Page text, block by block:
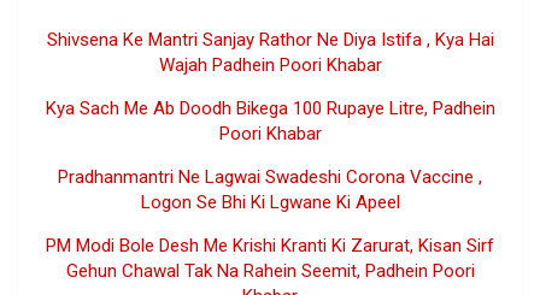
Shivsena Ke Mantri Sanjay Rathor Ne Diya Istifa , Kya Hai
Wajah Padhein Poori Khabar
Kya Sach Me Ab Doodh Bikega 100 Rupaye Litre, Padhein
Poori Khabar
Pradhanmantri Ne Lagwai Swadeshi Corona Vaccine ,
Logon Se Bhi Ki Lgwane Ki Apeel
PM Modi Bole Desh Me Krishi Kranti Ki Zarurat, Kisan Sirf
Gehun Chawal Tak Na Rahein Seemit, Padhein Poori